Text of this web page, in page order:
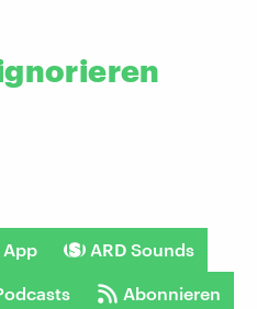
ARD Sounds
Abonnieren